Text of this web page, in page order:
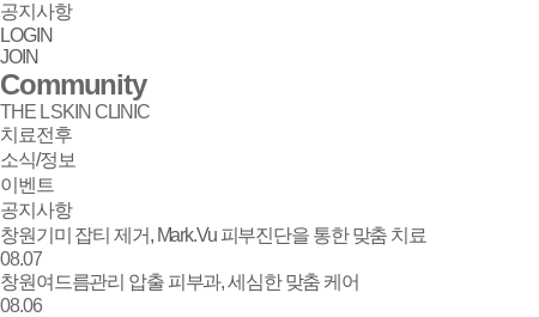
공지사항
LOGIN
JOIN
Community
THE L SKIN CLINIC
치료전후
소식/정보
이벤트
공지사항
소식/정보 | 창원 피부과 디엘의원
창원기미 잡티 제거, Mark.Vu 피부진단을 통한 맞춤 치료
08.07
창원여드름관리 압출 피부과, 세심한 맞춤 케어
08.06